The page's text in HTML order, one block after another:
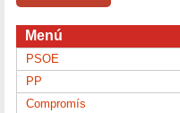
Menú
PSOE
PP
Compromís